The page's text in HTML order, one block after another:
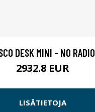
DESK MINI - NO RADIO
2932.8 EUR
LISÄTIETOJA